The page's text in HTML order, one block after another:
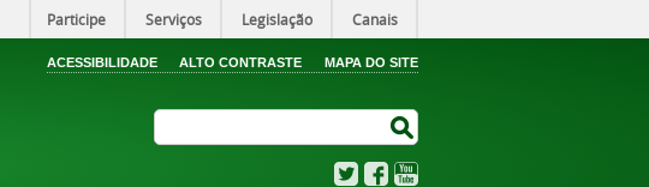
Participe Serviços Legislação Canais
ACESSIBILIDADE ALTO CONTRASTE MAPA DO SITE
TwitterFacebook